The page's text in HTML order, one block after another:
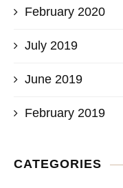
February 2020
July 2019
June 2019
February 2019
CATEGORIES